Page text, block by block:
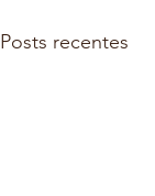
Posts recentes